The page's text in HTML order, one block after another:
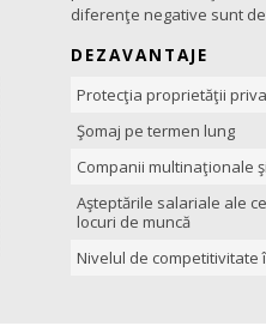
diferenţe negative sunt
DEZAVANTAJE
Protecţia proprietăţii
Şomaj pe termen lung
Companii multinaţionale
Aşteptările salariale ale
locuri de muncă
Nivelul de competitivitate